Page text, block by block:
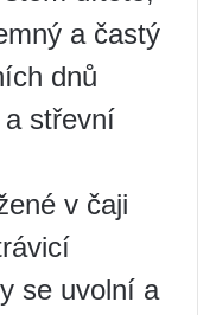
a častý
dnů
a střevní
v čaji
se uvolní a